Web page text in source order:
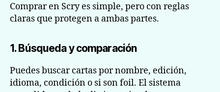
Comprar en Scry es simple, pero con reglas
claras que protegen a ambas partes.
1. Búsqueda y comparación
Puedes buscar cartas por nombre, edición,
idioma, condición o si son foil. El sistema